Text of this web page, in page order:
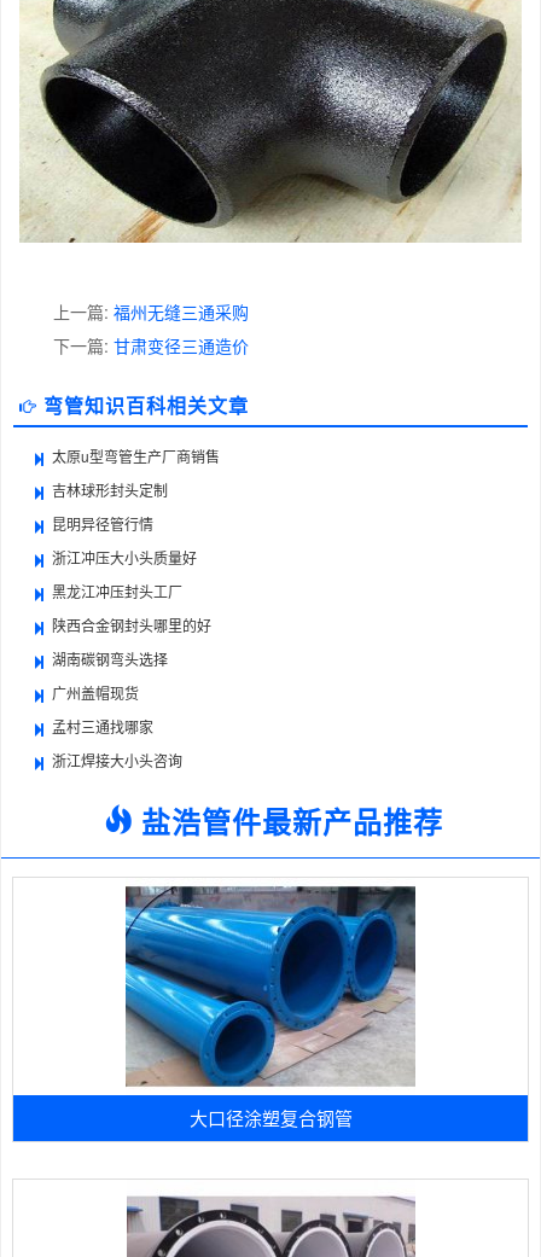
上一篇: 福州无缝三通采购
下一篇: 甘肃变径三通造价
弯管知识百科相关文章
太原u型弯管生产厂商销售
吉林球形封头定制
昆明异径管行情
浙江冲压大小头质量好
黑龙江冲压封头工厂
陕西合金钢封头哪里的好
湖南碳钢弯头选择
广州盖帽现货
孟村三通找哪家
浙江焊接大小头咨询
盐浩管件最新产品推荐
大口径涂塑复合钢管